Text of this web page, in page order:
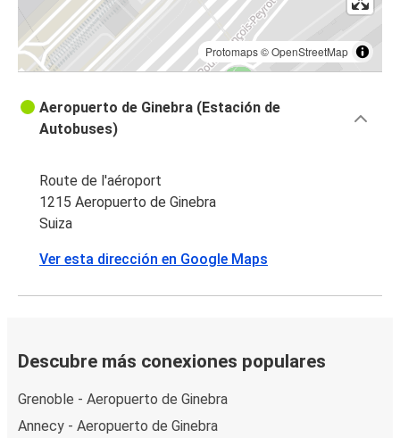
Protomaps©OpenStreetMap
Aeropuerto de Ginebra (Estación de
Autobuses)
Route de l'aéroport
1215 Aeropuerto de Ginebra
Suiza
Ver esta dirección en Google Maps
Descubre más conexiones populares
Grenoble - Aeropuerto de Ginebra
Annecy - Aeropuerto de Ginebra